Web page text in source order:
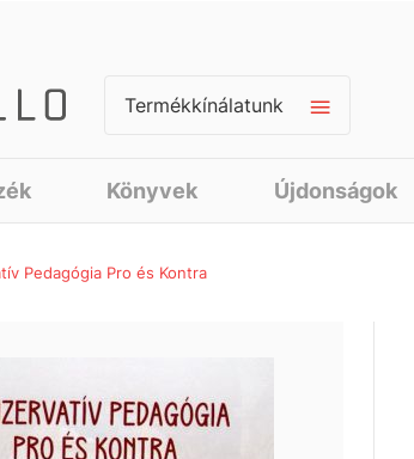
Termékkínálatunk
Könyvek Újdonságok
Pedagógia Pro és Kontra